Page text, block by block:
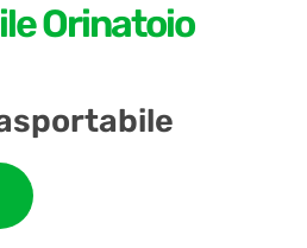
Orinatoio